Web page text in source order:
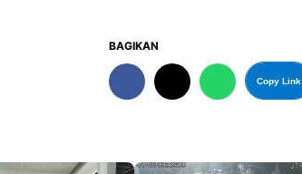
BAGIKAN
Copy Link